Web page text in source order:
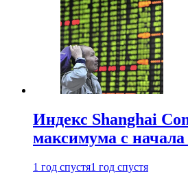
Индекс Shanghai
максимума с начала
1 год спустя1 год спустя